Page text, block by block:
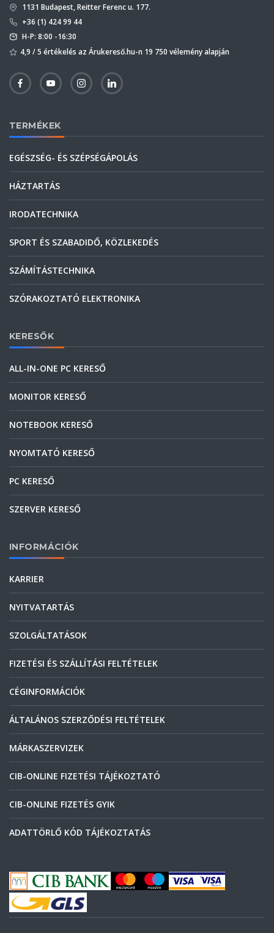
1131 Budapest, Reitter Ferenc u. 177.
+36 (1) 424 99 44
H-P: 8:00 -16:30
4,9 / 5 értékelés az Árukereső.hu-n 19 750 vélemény alapján
TERMÉKEK
EGÉSZSÉG- ÉS SZÉPSÉGÁPOLÁS
HÁZTARTÁS
IRODATECHNIKA
SPORT ÉS SZABADIDŐ, KÖZLEKEDÉS
SZÁMÍTÁSTECHNIKA
SZÓRAKOZTATÓ ELEKTRONIKA
KERESŐK
ALL-IN-ONE PC KERESŐ
MONITOR KERESŐ
NOTEBOOK KERESŐ
NYOMTATÓ KERESŐ
PC KERESŐ
SZERVER KERESŐ
INFORMÁCIÓK
KARRIER
NYITVATARTÁS
SZOLGÁLTATÁSOK
FIZETÉSI ÉS SZÁLLÍTÁSI FELTÉTELEK
CÉGINFORMÁCIÓK
ÁLTALÁNOS SZERZŐDÉSI FELTÉTELEK
MÁRKASZERVIZEK
CIB-ONLINE FIZETÉSI TÁJÉKOZTATÓ
CIB-ONLINE FIZETÉS GYIK
ADATTÖRLŐ KÓD TÁJÉKOZTATÁS